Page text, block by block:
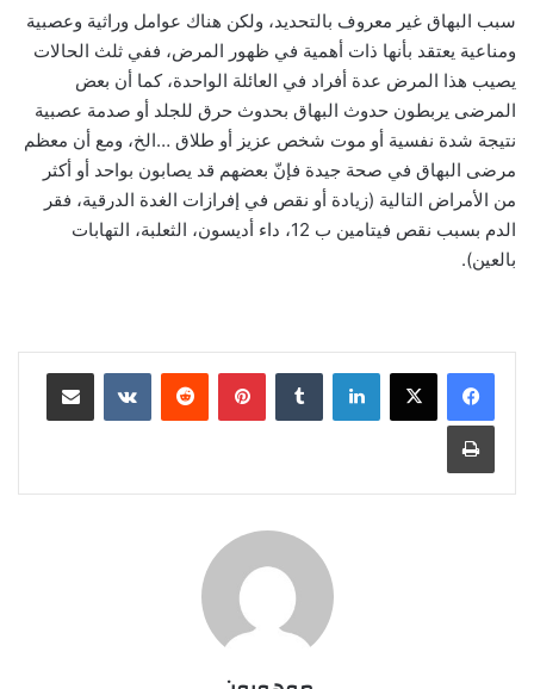
سبب البهاق غير معروف بالتحديد، ولكن هناك عوامل وراثية وعصبية
ومناعية يعتقد بأنها ذات أهمية في ظهور المرض، ففي ثلث الحالات
يصيب هذا المرض عدة أفراد في العائلة الواحدة، كما أن بعض
المرضى يربطون حدوث البهاق بحدوث حرق للجلد أو صدمة عصبية
نتيجة شدة نفسية أو موت شخص عزيز أو طلاق …الخ، ومع أن معظم
مرضى البهاق في صحة جيدة فإنّ بعضهم قد يصابون بواحد أو أكثر
من الأمراض التالية (زيادة أو نقص في إفرازات الغدة الدرقية، فقر
الدم بسبب نقص فيتامين ب 12، داء أديسون، الثعلبة، التهابات
بالعين).
لينكدإن بينتيريست